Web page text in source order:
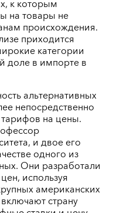
к которым
на товары не
происхождения.
приходится
категории
доле в импорте в
альтернативных
непосредственно
на цены.
и двое его
одного из
Они разработали
используя
американских
страну